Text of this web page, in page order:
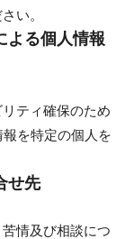
い。
よる個人情報
ティ確保のため
を特定の個人を
せ先
情及び相談につ